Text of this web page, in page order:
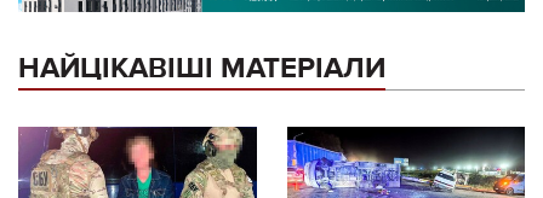
НАЙЦІКАВІШІ МАТЕРІАЛИ